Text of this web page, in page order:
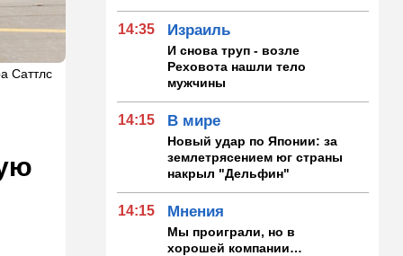
Саттлс
14:35 Израиль
И снова труп - возле
Реховота нашли тело
мужчины
14:15 В мире
Новый удар по Японии: за
землетрясением юг страны
накрыл "Дельфин"
14:15 Мнения
Мы проиграли, но в
хорошей компании…